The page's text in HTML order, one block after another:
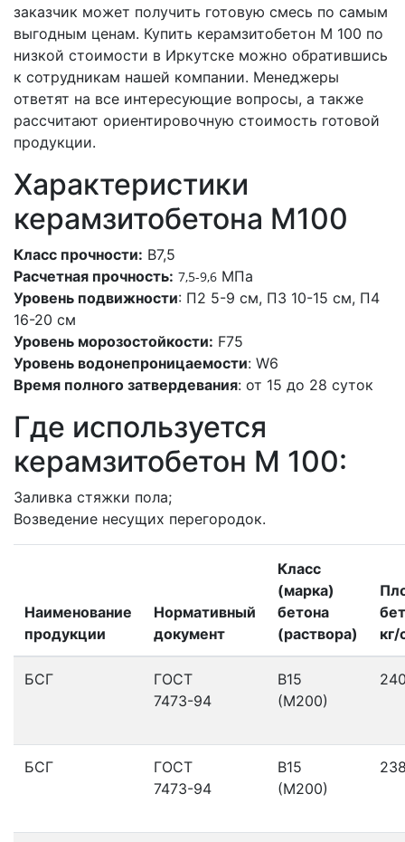
заказчик может получить готовую смесь по самым
выгодным ценам. Купить керамзитобетон М 100 по
низкой стоимости в Иркутске можно обратившись
к сотрудникам нашей компании. Менеджеры
ответят на все интересующие вопросы, а также
рассчитают ориентировочную стоимость готовой
продукции.
Характеристики
керамзитобетона M100
Класс прочности: В7,5
Расчетная прочность: 7,5-9,6 МПа
Уровень подвижности: П2 5-9 см, П3 10-15 см, П4
16-20 см
Уровень морозостойкости: F75
Уровень водонепроницаемости: W6
Время полного затвердевания: от 15 до 28 суток
Где используется
керамзитобетон M 100:
Заливка стяжки пола;
Возведение несущих перегородок.
Наименование
продукции
Нормативный
документ
Класс
(марка)
бетона
(раствора)
кг/
БСГ
ГОСТ
7473-94
В15
(М200)
БСГ
ГОСТ
7473-94
В15
(М200)